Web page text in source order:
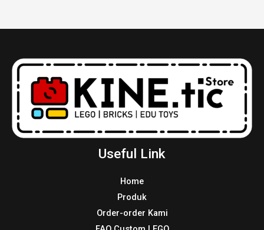
Useful Link
Home
Produk
Order-order Kami